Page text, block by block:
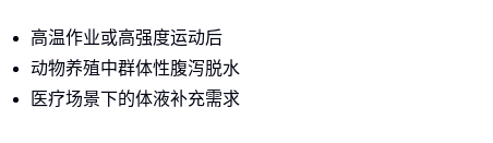
高温作业或高强度运动后
动物养殖中群体性腹泻脱水
医疗场景下的体液补充需求